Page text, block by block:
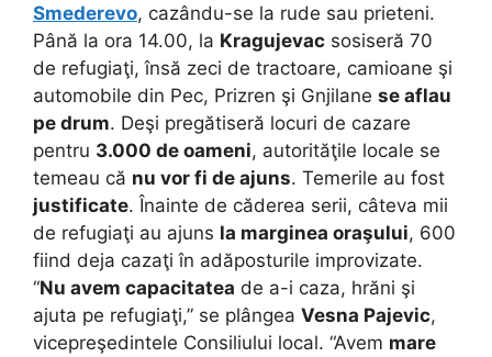
Smederevo, cazându-se la rude sau prieteni.
Până la ora 14.00, la Kragujevac sosiseră 70
de refugiaţi, însă zeci de tractoare, camioane şi
automobile din Pec, Prizren şi Gnjilane se aflau
pe drum. Deşi pregătiseră locuri de cazare
pentru 3.000 de oameni, autorităţile locale se
temeau că nu vor fi de ajuns. Temerile au fost
justificate. Înainte de căderea serii, câteva mii
de refugiaţi au ajuns la marginea oraşului, 600
fiind deja cazaţi în adăposturile improvizate.
“Nu avem capacitatea de a-i caza, hrăni şi
ajuta pe refugiaţi,” se plângea Vesna Pajevic,
vicepreşedintele Consiliului local. “Avem mare